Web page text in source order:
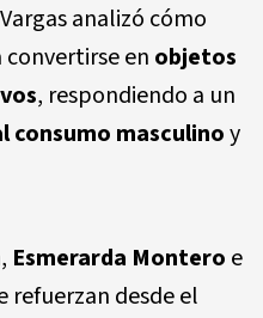
analizó cómo
convertirse en objetos
, respondiendo a un
consumo masculinoy
, Esmerarda Montero e
refuerzan desde el